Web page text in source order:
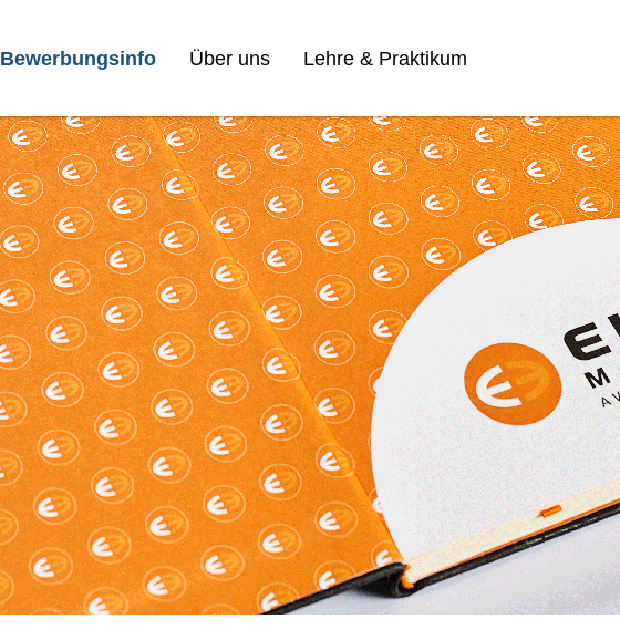
Bewerbungsinfo Über uns Lehre & Praktikum